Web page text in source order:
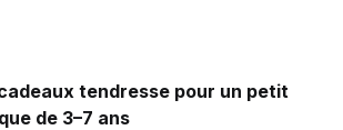
tendresse pour un petit
de 3–7 ans